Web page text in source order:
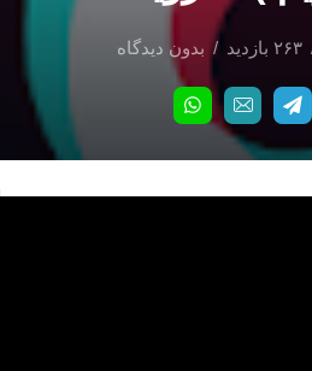
۲۶۳ بازدید بدون دیدگاه